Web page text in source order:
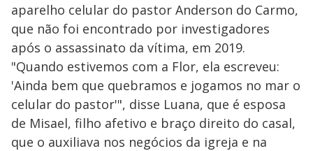
aparelho celular do pastor Anderson do Carmo,
que não foi encontrado por investigadores
após o assassinato da vítima, em 2019.
"Quando estivemos com a Flor, ela escreveu:
'Ainda bem que quebramos e jogamos no mar o
celular do pastor'", disse Luana, que é esposa
de Misael, filho afetivo e braço direito do casal,
que o auxiliava nos negócios da igreja e na